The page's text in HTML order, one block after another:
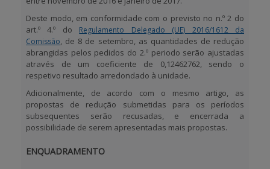
Deste modo, em conformidade com o previsto no n.º 2 do
art.º 4.º do Regulamento Delegado (UE) 2016/1612 da
Comissão, de 8 de setembro, as quantidades de redução
abrangidas pelos pedidos do 2.º periodo serão ajustadas
através de um coeficiente de 0,12462762, sendo o
respetivo resultado arredondado à unidade.
Adicionalmente, de acordo com o mesmo artigo, as
propostas de redução submetidas para os períodos
subsequentes serão recusadas, e encerrada a
possibilidade de serem apresentadas mais propostas.
ENQUADRAMENTO